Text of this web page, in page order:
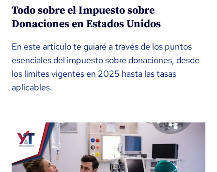
Todo sobre el Impuesto sobre
Donaciones en Estados Unidos
En este artículo te guiaré a través de los puntos
esenciales del impuesto sobre donaciones, desde
los límites vigentes en 2025 hasta las tasas
aplicables.